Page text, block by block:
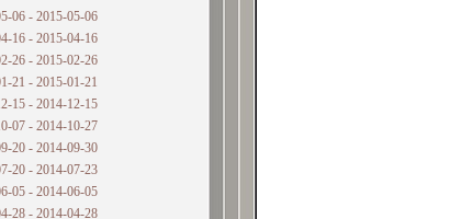
06 - 2015-05-06
16 - 2015-04-16
26 - 2015-02-26
21 - 2015-01-21
15 - 2014-12-15
07 - 2014-10-27
20 - 2014-09-30
20 - 2014-07-23
05 - 2014-06-05
28 - 2014-04-28